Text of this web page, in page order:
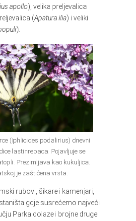
apollo), velika preljevalica
(Apatura ilia) i veliki
).
(Iphlicides podalirius) dnevni
lastinrepaca. Pojavljuje se
Prezimljava kao kukuljica.
je zaštićena vrsta.
rubovi, šikare i kamenjari,
gdje susrećemo najveći
Parka dolaze i brojne druge